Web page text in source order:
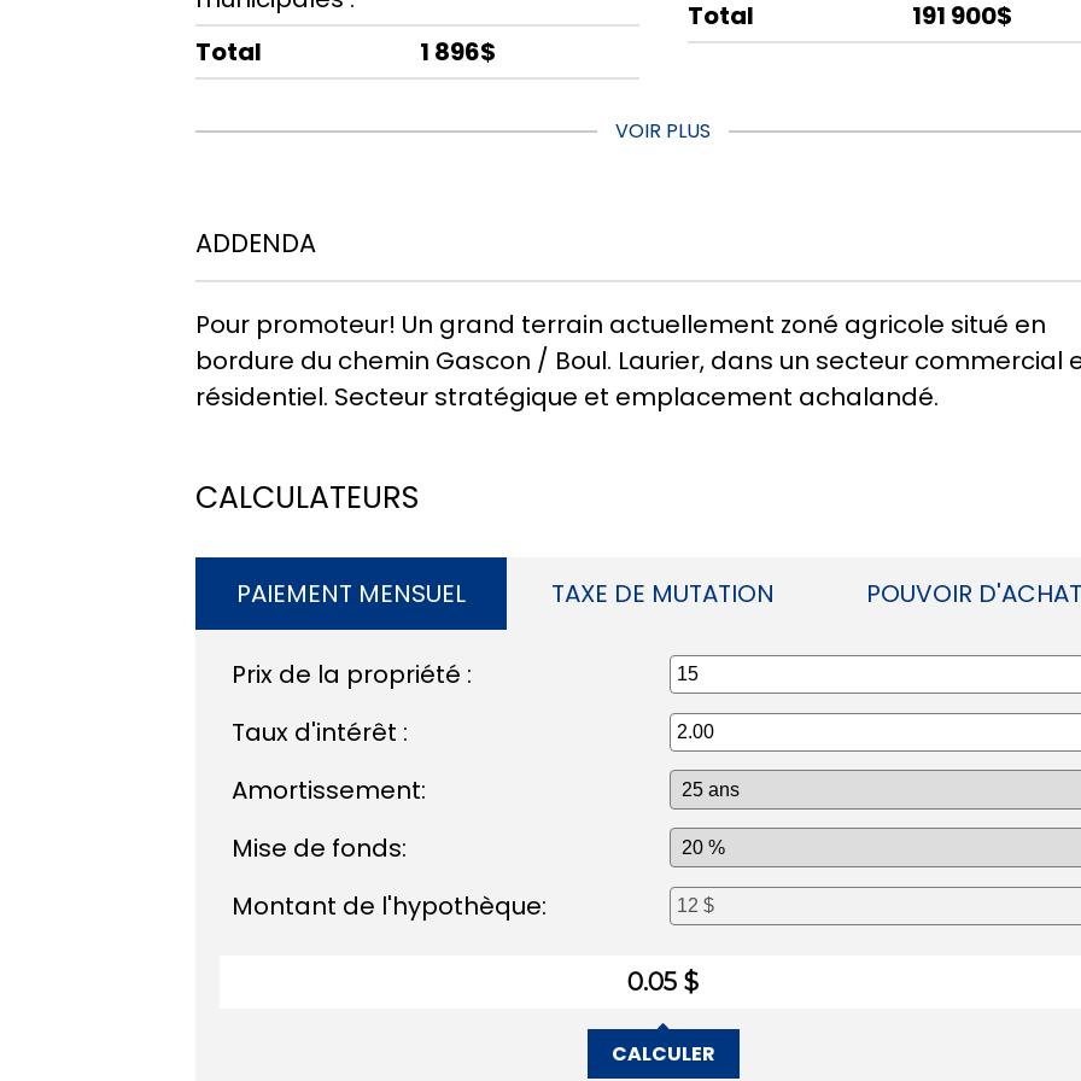
Total
1 896$
Total 191 900$
VOIR PLUS
ADDENDA
Pour promoteur! Un grand terrain actuellement zoné agricole situé en
bordure du chemin Gascon / Boul. Laurier, dans un secteur commercial
résidentiel. Secteur stratégique et emplacement achalandé.
CALCULATEURS
PAIEMENT MENSUEL TAXE DE MUTATION POUVOIR
Prix de la propriété :
Taux d'intérêt :
Amortissement:
Mise de fonds:
Montant de l'hypothèque:
0.05 $
CALCULER